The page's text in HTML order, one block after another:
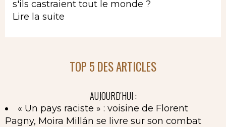
s'ils castraient tout le monde ?
Lire la suite
TOP 5 DES ARTICLES
AUJOURD'HUI :
« Un pays raciste » : voisine de Florent
Pagny, Moira Millán se livre sur son combat